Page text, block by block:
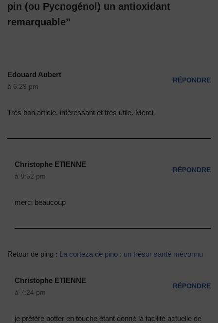
pin (ou Pycnogénol) un antioxidant
remarquable”
Edouard Aubert
à 6:29 pm
RÉPONDRE
Très bon article, intéressant et très utile. Merci
Christophe ETIENNE
à 8:52 pm
RÉPONDRE
merci beaucoup
Retour de ping : La corteza de pino : un trésor santé méconnu
Christophe ETIENNE
à 7:24 pm
RÉPONDRE
je préfère botter en touche étant donné la facilité actuelle de